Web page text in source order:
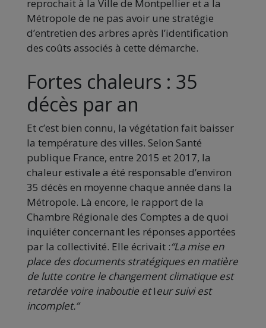
reprochait à la Ville de Montpellier et a la
Métropole de ne pas avoir une stratégie
d’entretien des arbres après l’identification
des coûts associés à cette démarche.
Fortes chaleurs : 35
décès par an
Et c’est bien connu, la végétation fait baisser
la température des villes. Selon Santé
publique France, entre 2015 et 2017, la
chaleur estivale a été responsable d’environ
35 décès en moyenne chaque année dans la
Métropole. Là encore, le rapport de la
Chambre Régionale des Comptes a de quoi
inquiéter concernant les réponses apportées
par la collectivité. Elle écrivait :“La mise en
place des documents stratégiques en matière
de lutte contre le changement climatique est
retardée voire inaboutie etleur suivi est
incomplet.”